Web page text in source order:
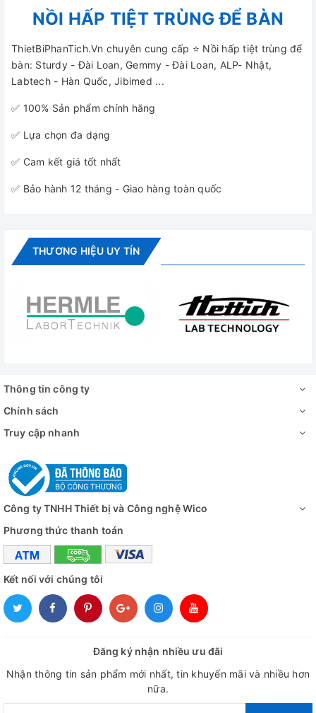
NỒI HẤP TIỆT TRÙNG ĐỂ BÀN
ThietBiPhanTich.Vn chuyên cung cấp ⭐ Nồi hấp tiệt trùng để
bàn: Sturdy - Đài Loan, Gemmy - Đài Loan, ALP- Nhật,
Labtech - Hàn Quốc, Jibimed ...
✅ 100% Sản phẩm chính hãng
✅ Lựa chọn đa dạng
✅ Cam kết giá tốt nhất
✅ Bảo hành 12 tháng - Giao hàng toàn quốc
THƯƠNG HIỆU UY TÍN
Thông tin công ty
Chính sách
Truy cập nhanh
Công ty TNHH Thiết bị và Công nghệ Wico
Phương thức thanh toán
Kết nối với chúng tôi
Đăng ký nhận nhiều ưu đãi
Nhận thông tin sản phẩm mới nhất, tin khuyến mãi và nhiều hơn
nữa.